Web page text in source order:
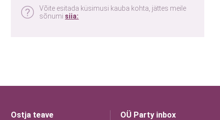
Võite esitada küsimusi kauba kohta, jättes meile
sõnumi siia:
Ostja teave OÜ Party inbox